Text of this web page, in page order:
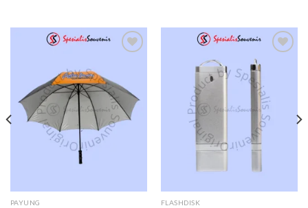
Add to
wishlist
PAYUNG
wishlist
FLASHDISK